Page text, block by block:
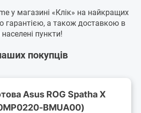
у магазині «Клік» на найкращих
гарантією, а також доставкою в
населені пункти!
покупців
Asus ROG Spatha X
BMUA00)